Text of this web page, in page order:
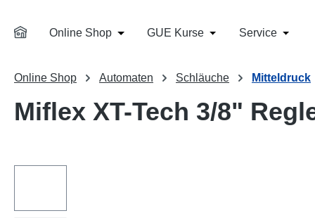
Online Shop Öffne oder Schließe das Dropdown der
GUE Kurse Öffne oder Schließe
Service Öffne
Online Shop Automaten Schläuche Mitteldruck
Miflex XT-Tech 3/8"